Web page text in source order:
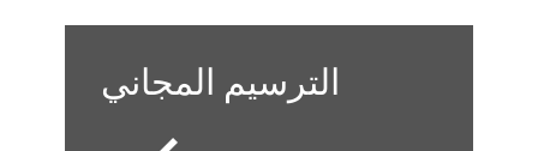
الترسيم المجاني